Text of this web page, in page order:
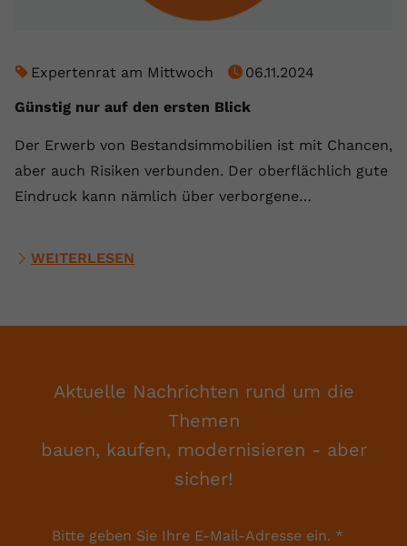
Expertenrat am Mittwoch
06.11.2024
Günstig nur auf den ersten Blick
Der Erwerb von Bestandsimmobilien ist mit Chancen,
aber auch Risiken verbunden. Der oberflächlich gute
Eindruck kann nämlich über verborgene…
WEITERLESEN
Aktuelle Nachrichten rund um die
Themen
bauen, kaufen, modernisieren - aber
sicher!
Bitte geben Sie Ihre E-Mail-Adresse ein. *